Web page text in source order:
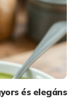
és elegáns